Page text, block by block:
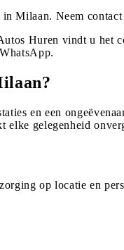
inMilaan. Neem
Huren vindt u het
en een
elke gelegenheid
op locatie en